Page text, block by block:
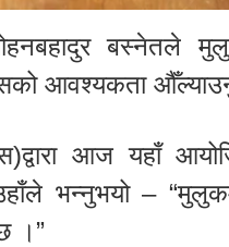
बस्नेतले
आवश्यकता
आज यहाँ
भन्नुभयो –
।”